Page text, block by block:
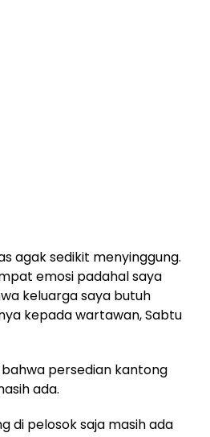
agak sedikit menyinggung.
emosi padahal saya
keluarga saya butuh
kepada wartawan, Sabtu
persedian kantong
ada.
di pelosok saja masih ada